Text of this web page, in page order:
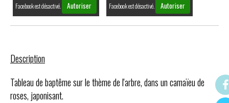
Facebook est désactivé. Autoriser Facebook est désactivé. Autoriser
Description
Tableau de baptême sur le thème de l'arbre, dans un camaïeu de
roses, japonisant.